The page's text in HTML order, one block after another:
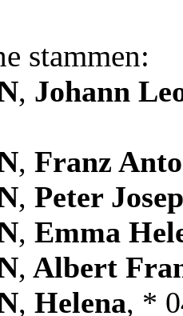
stammen:
, Johann
, Franz
, Peter
, Emma
, Albert
, Helena, *